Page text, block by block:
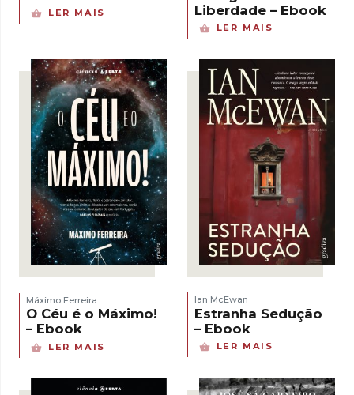
LER MAIS
Liberdade – Ebook
LER MAIS
Máximo Ferreira
O Céu é o Máximo!
– Ebook
LER MAIS
Ian McEwan
Estranha Sedução
– Ebook
LER MAIS